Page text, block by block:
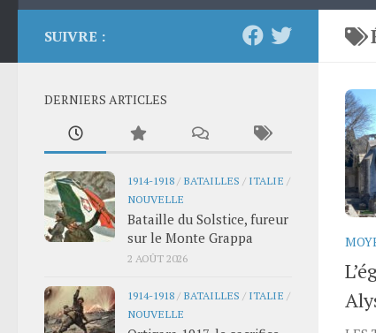
SUIVRE :
DERNIERS ARTICLES
1914-1918 / BATAILLES / ITALIE /
NOUVELLE
Bataille du Solstice, fureur
sur le Monte Grappa
2 AOÛT 2026
1914-1918 / BATAILLES / ITALIE /
NOUVELLE